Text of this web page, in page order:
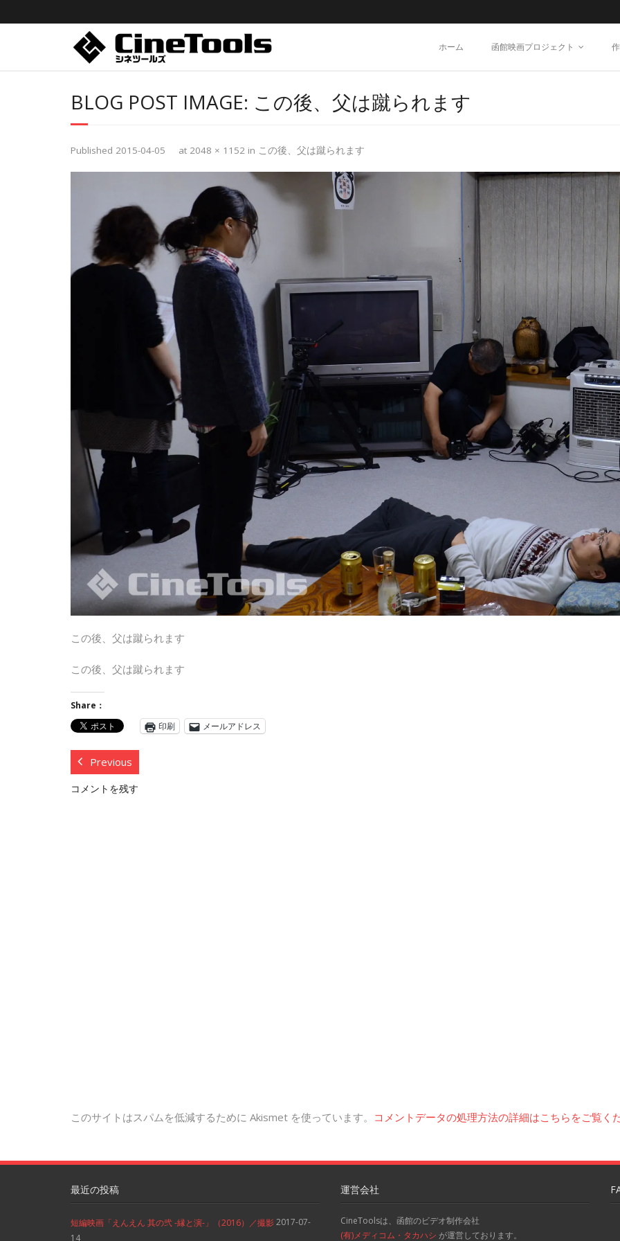
ホーム 函館映画プロジェクト
BLOG POST IMAGE: この後、父は蹴られます
Published 2015-04-05 at 2048 × 1152 in この後、父は蹴られます
この後、父は蹴られます
この後、父は蹴られます
Share：
印刷
メールアドレス
Previous
コメントを残す
このサイトはスパムを低減するために Akismet を使っています。 コメントデータの処理方法の詳細はこちらをご覧く
最近の投稿
短編映画「えんえん 其の弐 -縁と演-」（2016）／撮影2017-07-
14
運営会社
CineToolsは、函館のビデオ制作会社
(有)メディコム・タカハシ が運営しております。